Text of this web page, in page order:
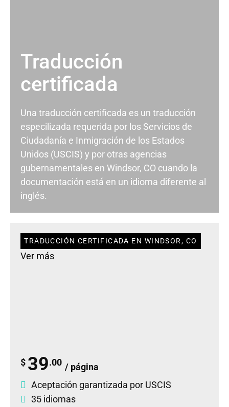
Traducción
certificada
Una traducción certificada es un traducción
especilizada requerida por los Servicios de
Ciudadanía e Inmigración de los Estados
Unidos (USCIS) y por otras agencias
gubernamentales en Windsor, CO cuando la
documentación está en un idioma diferente al
inglés.
TRADUCCIÓN CERTIFICADA EN WINDSOR, CO
Ver más
$ 39.00 / página
Aceptación garantizada por USCIS
35 idiomas